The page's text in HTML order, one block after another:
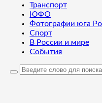
Транспорт
ЮФО
Фотографии юга
Спорт
В России и мире
События